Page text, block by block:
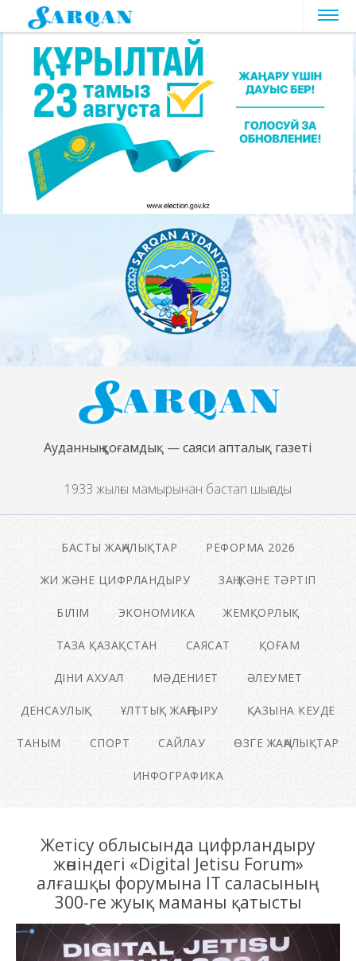
Ауданның қоғамдық — саяси апталық газеті
1933 жылғы мамырынан бастап шығады
БАСТЫ ЖАҢАЛЫҚТАР РЕФОРМА 2026
ЖИ ЖӘНЕ ЦИФРЛАНДЫРУ ЗАҢ ЖӘНЕ ТӘРТІП
БІЛІМ ЭКОНОМИКА ЖЕМҚОРЛЫҚ
ТАЗА ҚАЗАҚСТАН САЯСАТ ҚОҒАМ
ДІНИ АХУАЛ МӘДЕНИЕТ ӘЛЕУМЕТ
ДЕНСАУЛЫҚ ҰЛТТЫҚ ЖАҢҒЫРУ ҚАЗЫНА КЕУДЕ
ТАНЫМ СПОРТ САЙЛАУ ӨЗГЕ ЖАҢАЛЫҚТАР
ИНФОГРАФИКА
Жетісу облысында цифрландыру
жөніндегі «Digital Jetisu Forum»
алғашқы форумына ІТ саласының
300-ге жуық маманы қатысты